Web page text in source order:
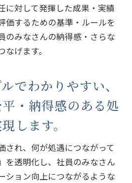
に対して発揮した成果・実績
価するための基準・ルールを
のみなさんの納得感・さらな
なげます。
でわかりやすい、
・納得感のある処
します。
され、何が処遇につながって
を透明化し、 社員のみなさん
ション向上につながるような